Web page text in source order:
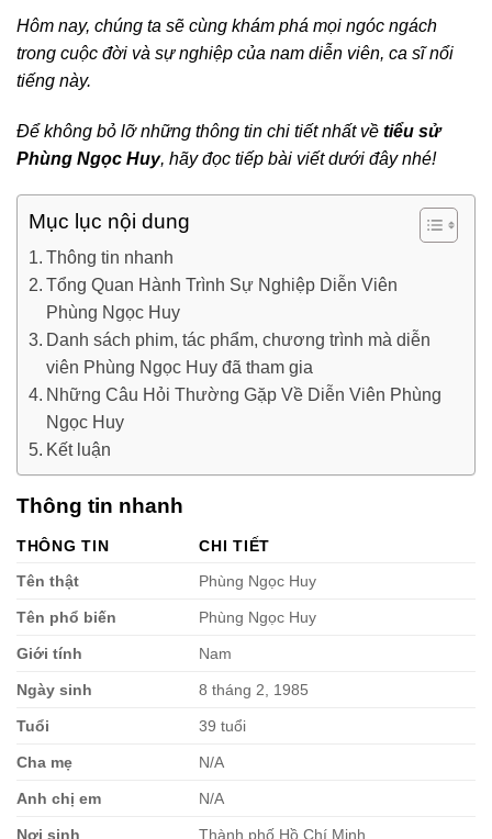
Hôm nay, chúng ta sẽ cùng khám phá mọi ngóc ngách
trong cuộc đời và sự nghiệp của nam diễn viên, ca sĩ nổi
tiếng này.
Để không bỏ lỡ những thông tin chi tiết nhất về tiểu sử
Phùng Ngọc Huy, hãy đọc tiếp bài viết dưới đây nhé!
Mục lục nội dung
Thông tin nhanh
Tổng Quan Hành Trình Sự Nghiệp Diễn Viên
Phùng Ngọc Huy
Danh sách phim, tác phẩm, chương trình mà diễn
viên Phùng Ngọc Huy đã tham gia
Những Câu Hỏi Thường Gặp Về Diễn Viên Phùng
Ngọc Huy
Kết luận
Thông tin nhanh
THÔNG TIN
CHI TIẾT
Tên thật
Phùng Ngọc Huy
Tên phổ biến Phùng Ngọc Huy
Giới tính Nam
Ngày sinh 8 tháng 2, 1985
Tuổi 39 tuổi
Cha mẹ N/A
Anh chị em N/A
Nơi sinh Thành phố Hồ Chí Minh